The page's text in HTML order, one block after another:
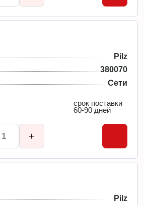
Pilz
380070
Сети
срок поставки
60-90 дней
+
Pilz